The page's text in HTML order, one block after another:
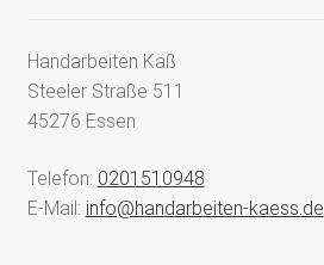
Handarbeiten Käß
Steeler Straße 511
45276 Essen
Telefon: 0201510948
E-Mail: info@handarbeiten-kaess.de